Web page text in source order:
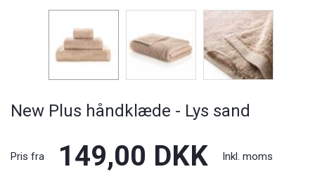
New Plus håndklæde - Lys sand
Pris fra 149,00 DKK Inkl. moms